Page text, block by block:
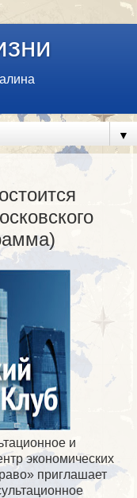
▼
и
экономических
приглашает